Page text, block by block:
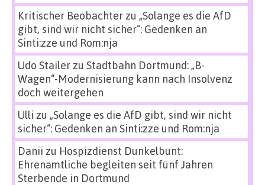
Kritischer Beobachterzu „Solange es die AfD
gibt, sind wir nicht sicher“: Gedenken an
Sinti:zze und Rom:nja
Udo Stailerzu Stadtbahn Dortmund: „B-
Wagen“-Modernisierung kann nach Insolvenz
doch weitergehen
Ulli zu „Solange es die AfD gibt, sind wir nicht
sicher“: Gedenken an Sinti:zze und Rom:nja
Danii zu Hospizdienst Dunkelbunt:
Ehrenamtliche begleiten seit fünf Jahren
Sterbende in Dortmund